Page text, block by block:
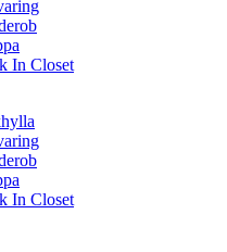
In Closet
In Closet